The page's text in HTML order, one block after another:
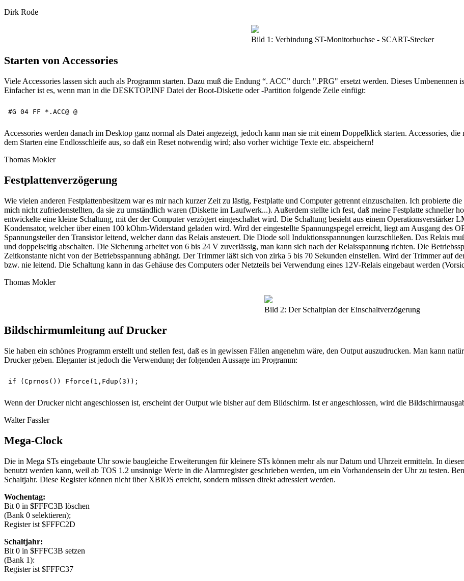
Dirk Rode
Bild 1: Verbindung ST-Monitorbuchse - SCART-Stecker
Starten von Accessories
Viele Accessories lassen sich auch als Programm starten. Dazu muß die Endung “. ACC” durch ".PRG" ersetzt werden. Dieses
Einfacher ist es, wenn man in die DESKTOP.INF Datei der Boot-Diskette oder -Partition folgende Zeile einfügt:
Accessories werden danach im Desktop ganz normal als Datei angezeigt, jedoch kann man sie mit einem Doppelklick starten. Accessories,
dem Starten eine Endlosschleife aus, so daß ein Reset notwendig wird; also vorher wichtige Texte etc. abspeichern!
Thomas Mokler
Festplattenverzögerung
Wie vielen anderen Festplattenbesitzem war es mir nach kurzer Zeit zu lästig, Festplatte und Computer getrennt einzuschalten. Ich probierte
mich nicht zufriedenstellten, da sie zu umständlich waren (Diskette im Laufwerk...). Außerdem stellte ich fest, daß meine Festplatte schneller
entwickelte eine kleine Schaltung, mit der der Computer verzögert eingeschaltet wird. Die Schaltung besieht aus einem Operationsverstärker
Kondensator, welcher über einen 100 kOhm-Widerstand geladen wird. Wird der eingestellte Spannungspegel erreicht, liegt am Ausgang des
Spannungsteiler den Transistor leitend, welcher dann das Relais ansteuert. Die Diode soll Induktionsspannungen kurzschließen. Das Relais
und doppelseitig abschalten. Die Sicherung arbeitet von 6 bis 24 V zuverlässig, man kann sich nach der Relaisspannung richten. Die
Zeitkonstante nicht von der Betriebsspannung abhängt. Der Trimmer läßt sich von zirka 5 bis 70 Sekunden einstellen. Wird der Trimmer auf
bzw. nie leitend. Die Schaltung kann in das Gehäuse des Computers oder Netzteils bei Verwendung eines 12V-Relais eingebaut werden
Thomas Mokler
Bild 2: Der Schaltplan der Einschaltverzögerung
Bildschirmumleitung auf Drucker
Sie haben ein schönes Programm erstellt und stellen fest, daß es in gewissen Fällen angenehm wäre, den Output auszudrucken. Man kann
Drucker geben. Eleganter ist jedoch die Verwendung der folgenden Aussage im Programm:
Wenn der Drucker nicht angeschlossen ist, erscheint der Output wie bisher auf dem Bildschirm. Ist er angeschlossen, wird die
Walter Fassler
Mega-Clock
Die in Mega STs eingebaute Uhr sowie baugleiche Erweiterungen für kleinere STs können mehr als nur Datum und Uhrzeit ermitteln. In
benutzt werden kann, weil ab TOS 1.2 unsinnige Werte in die Alarmregister geschrieben werden, um ein Vorhandensein der Uhr zu testen.
Schaltjahr. Diese Register können nicht über XBIOS erreicht, sondern müssen direkt adressiert werden.
Wochentag:
Bit 0 in $FFFC3B löschen
(Bank 0 selektieren);
Register ist $FFFC2D
Schaltjahr:
Bit 0 in $FFFC3B setzen
(Bank 1):
Register ist $FFFC37